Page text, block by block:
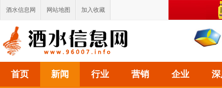
酒水信息网 网站地图 加入收藏
首页 新闻 行业 营销 企业